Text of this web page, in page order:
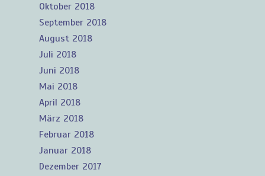
Oktober 2018
September 2018
August 2018
Juli 2018
Juni 2018
Mai 2018
April 2018
März 2018
Februar 2018
Januar 2018
Dezember 2017